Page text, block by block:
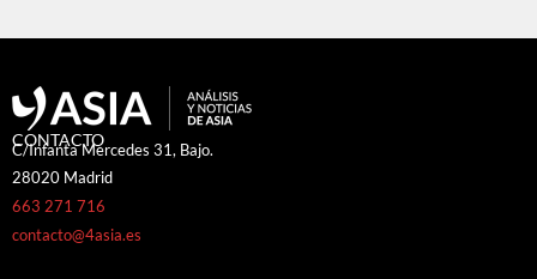
CONTACTO
C/Infanta Mercedes 31, Bajo.
28020 Madrid
663 271 716
contacto@4asia.es